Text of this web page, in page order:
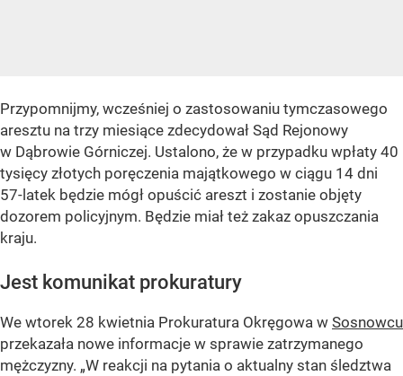
Przypomnijmy, wcześniej o zastosowaniu tymczasowego
aresztu na trzy miesiące zdecydował Sąd Rejonowy
w Dąbrowie Górniczej. Ustalono, że w przypadku wpłaty 40
tysięcy złotych poręczenia majątkowego w ciągu 14 dni
57-latek będzie mógł opuścić areszt i zostanie objęty
dozorem policyjnym. Będzie miał też zakaz opuszczania
kraju.
Jest komunikat prokuratury
We wtorek 28 kwietnia Prokuratura Okręgowa w Sosnowcu
przekazała nowe informacje w sprawie zatrzymanego
mężczyzny. „W reakcji na pytania o aktualny stan śledztwa